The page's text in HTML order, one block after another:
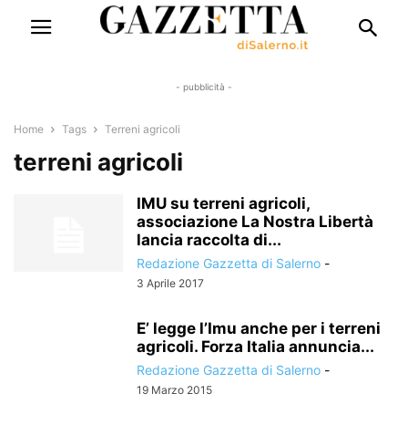
- pubblicità -
Home Tags Terreni agricoli
terreni agricoli
IMU su terreni agricoli,
associazione La Nostra Libertà
lancia raccolta di...
Redazione Gazzetta di Salerno -
3 Aprile 2017
E’ legge l’Imu anche per i terreni
agricoli. Forza Italia annuncia...
Redazione Gazzetta di Salerno -
19 Marzo 2015